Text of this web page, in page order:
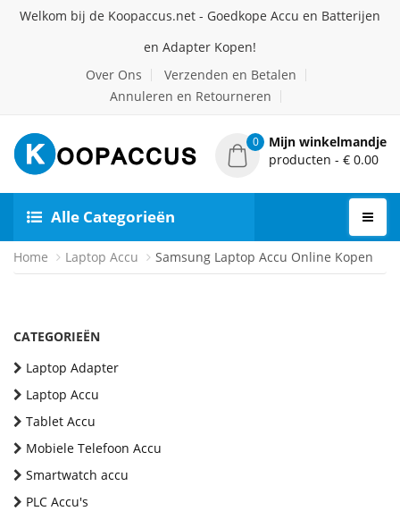
Welkom bij de Koopaccus.net - Goedkope Accu en Batterijen
en Adapter Kopen!
Over Ons
Verzenden en Betalen
Annuleren en Retourneren
0
Mijn winkelmandje
producten - € 0.00
Alle Categorieën
Home Laptop Accu Samsung Laptop Accu Online Kopen
CATEGORIEËN
Laptop Adapter
Laptop Accu
Tablet Accu
Mobiele Telefoon Accu
Smartwatch accu
PLC Accu's